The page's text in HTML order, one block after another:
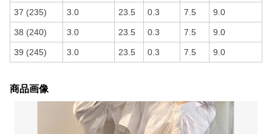
37 (235) 3.0 23.5 0.3 7.5 9.0
38 (240) 3.0 23.5 0.3 7.5 9.0
39 (245) 3.0 23.5 0.3 7.5 9.0
商品画像